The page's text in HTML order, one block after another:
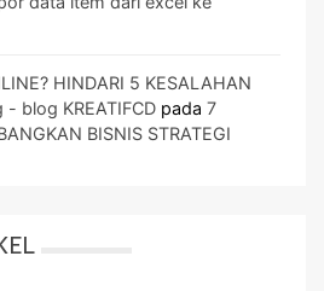
HINDARI 5 KESALAHAN
blog KREATIFCD pada 7
BISNIS STRATEGI